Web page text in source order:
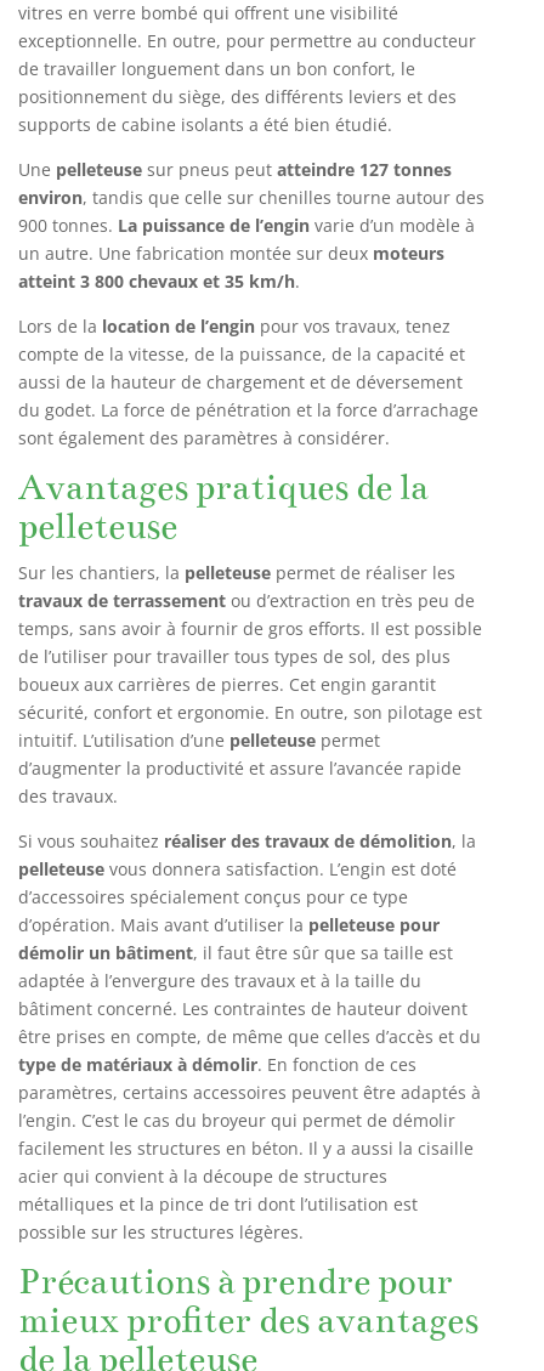
vitres en verre bombé qui offrent une visibilité
exceptionnelle. En outre, pour permettre au conducteur
de travailler longuement dans un bon confort, le
positionnement du siège, des différents leviers et des
supports de cabine isolants a été bien étudié.
Une pelleteuse sur pneus peut atteindre 127 tonnes
environ, tandis que celle sur chenilles tourne autour des
900 tonnes. La puissance de l’engin varie d’un modèle à
un autre. Une fabrication montée sur deux moteurs
atteint 3 800 chevaux et 35 km/h.
Lors de la location de l’engin pour vos travaux, tenez
compte de la vitesse, de la puissance, de la capacité et
aussi de la hauteur de chargement et de déversement
du godet. La force de pénétration et la force d’arrachage
sont également des paramètres à considérer.
Avantages pratiques de la
pelleteuse
Sur les chantiers, la pelleteuse permet de réaliser les
travaux de terrassement ou d’extraction en très peu de
temps, sans avoir à fournir de gros efforts. Il est possible
de l’utiliser pour travailler tous types de sol, des plus
boueux aux carrières de pierres. Cet engin garantit
sécurité, confort et ergonomie. En outre, son pilotage est
intuitif. L’utilisation d’une pelleteuse permet
d’augmenter la productivité et assure l’avancée rapide
des travaux.
Si vous souhaitez réaliser des travaux de démolition, la
pelleteuse vous donnera satisfaction. L’engin est doté
d’accessoires spécialement conçus pour ce type
d’opération. Mais avant d’utiliser la pelleteuse pour
démolir un bâtiment, il faut être sûr que sa taille est
adaptée à l’envergure des travaux et à la taille du
bâtiment concerné. Les contraintes de hauteur doivent
être prises en compte, de même que celles d’accès et du
type de matériaux à démolir. En fonction de ces
paramètres, certains accessoires peuvent être adaptés à
l’engin. C’est le cas du broyeur qui permet de démolir
facilement les structures en béton. Il y a aussi la cisaille
acier qui convient à la découpe de structures
métalliques et la pince de tri dont l’utilisation est
possible sur les structures légères.
Précautions à prendre pour
mieux profiter des avantages
de la pelleteuse